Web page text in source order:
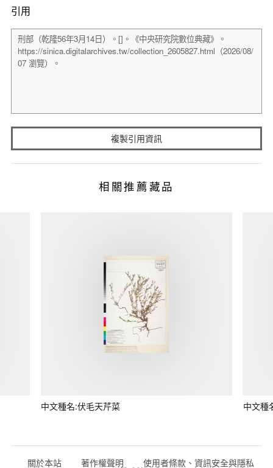
引用
複製引用資訊
相關推薦藏品
中文種名:伏毛天芹菜 中文種
關於本站 著作權聲明 使用者條款、資訊安全與隱私